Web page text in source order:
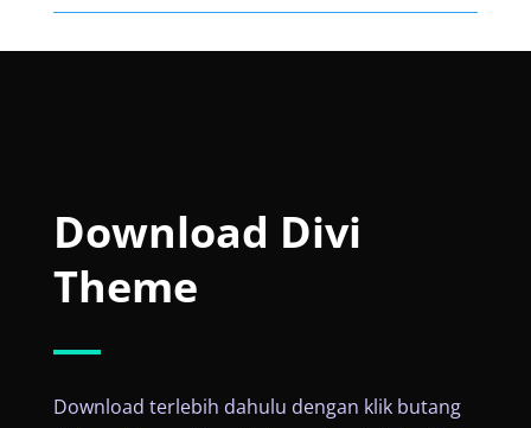
Download Divi
Theme
Download terlebih dahulu dengan klik butang